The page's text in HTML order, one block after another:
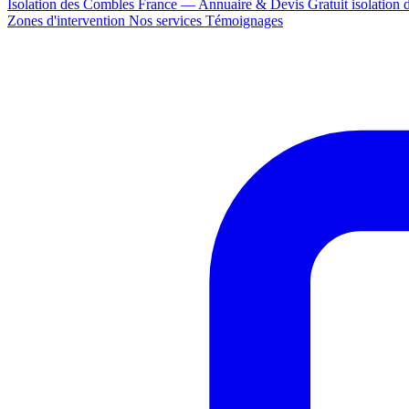
Isolation des Combles France — Annuaire & Devis Gratuit isolation
Zones d'intervention Nos services Témoignages